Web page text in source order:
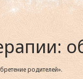
родителей».